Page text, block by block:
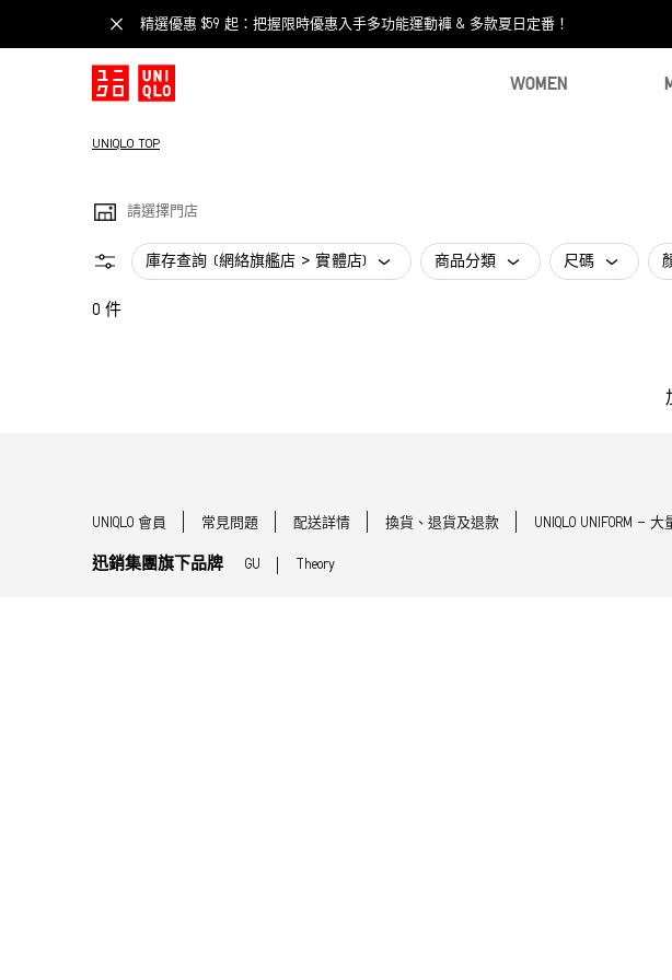
精選優惠 $59 起：把握限時優惠入手多功能運動褲 & 多款夏日定番！​
WOMEN
UNIQLO TOP
請選擇門店
庫存查詢 (網絡旗艦店 > 實體店) 商品分類 尺碼
0 件
UNIQLO 會員 常見問題 配送詳情 換貨、退貨及退款 UNIQLO UNIFORM - 大
迅銷集團旗下品牌 GU Theory